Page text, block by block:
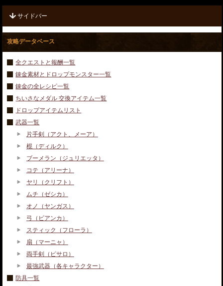
サイドバー
攻略データベース
全クエストと報酬一覧
錬金素材とドロップモンスター一覧
錬金の全レシピ一覧
ちいさなメダル 交換アイテム一覧
ドロップアイテムリスト
武器一覧
片手剣（アクト、メーア）
棍（ディルク）
ブーメラン（ジュリエッタ）
コテ（アリーナ）
ヤリ（クリフト）
ムチ（ゼシカ）
オノ（ヤンガス）
弓（ビアンカ）
スティック（フローラ）
扇（マーニャ）
両手剣（ピサロ）
最強武器（各キャラクター）
防具一覧